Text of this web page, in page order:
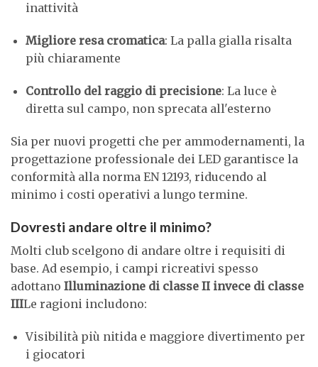
inattività
Migliore resa cromatica: La palla gialla risalta
più chiaramente
Controllo del raggio di precisione: La luce è
diretta sul campo, non sprecata all'esterno
Sia per nuovi progetti che per ammodernamenti, la
progettazione professionale dei LED garantisce la
conformità alla norma EN 12193, riducendo al
minimo i costi operativi a lungo termine.
Dovresti andare oltre il minimo?
Molti club scelgono di andare oltre i requisiti di
base. Ad esempio, i campi ricreativi spesso
adottano Illuminazione di classe II invece di classe
IIILe ragioni includono:
Visibilità più nitida e maggiore divertimento per
i giocatori